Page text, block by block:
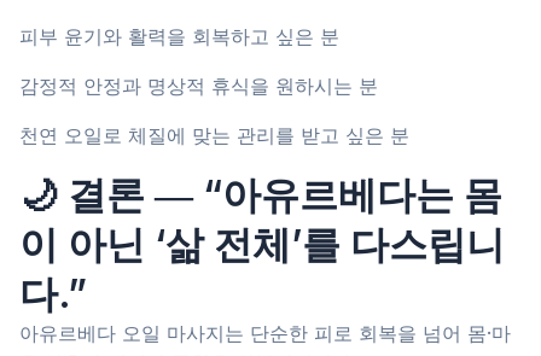
피부 윤기와 활력을 회복하고 싶은 분
감정적 안정과 명상적 휴식을 원하시는 분
천연 오일로 체질에 맞는 관리를 받고 싶은 분
🌙 결론 ― “아유르베다는 몸
이 아닌 ‘삶 전체’를 다스립니
다.”
아유르베다 오일 마사지는 단순한 피로 회복을 넘어 몸·마